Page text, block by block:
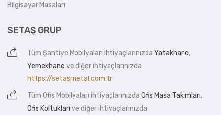
Bilgisayar Masaları
SETAŞ GRUP
Tüm Şantiye Mobilyaları ihtiyaçlarınızda Yatakhane,
Yemekhane ve diğer ihtiyaçlarınızda
https://setasmetal.com.tr
Tüm Ofis Mobilyaları ihtiyaçlarınızda Ofis Masa Takımları,
Ofis Koltukları ve diğer ihtiyaçlarınızda